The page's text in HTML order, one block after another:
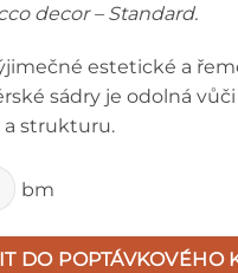
decor – Standard.
estetické a
sádry je odolná
strukturu.
bm
DO POPTÁVKOVÉHO